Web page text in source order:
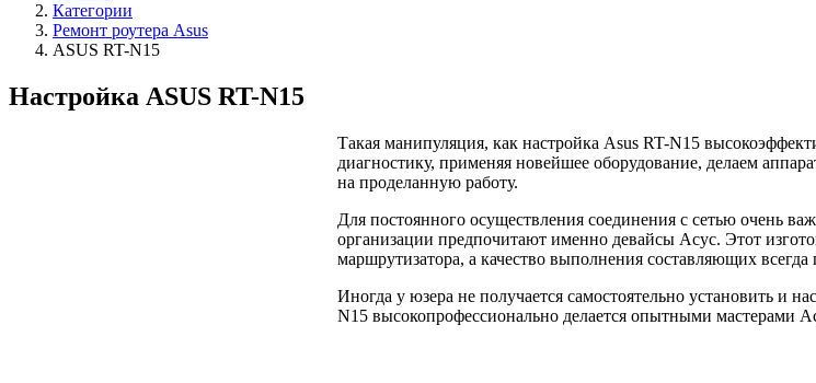
Категории
Ремонт роутера Asus
ASUS RT-N15
Настройка ASUS RT-N15
Такая манипуляция, как настройка Asus RT-N15
диагностику, применяя новейшее оборудование, делаем
на проделанную работу.
Для постоянного осуществления соединения с сетью очень
организации предпочитают именно девайсы Асус. Этот
маршрутизатора, а качество выполнения составляющих
Иногда у юзера не получается самостоятельно установить и
N15 высокопрофессионально делается опытными мастерами